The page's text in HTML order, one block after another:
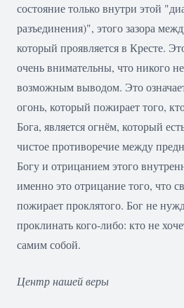
состояние только внутри этой
разъединения)", этого зазора
который проявляется в Кресте.
очень внимательны, что никого
возможным выводом. Это
огонь, который пожирает того,
Бога, является огнём, который
чистое противоречие между
Богу и отрицанием этого
именно это отрицание того, что
пожирает проклятого. Бог не
проклинать кого-либо: кто не
самим собой.
Центр нашей веры